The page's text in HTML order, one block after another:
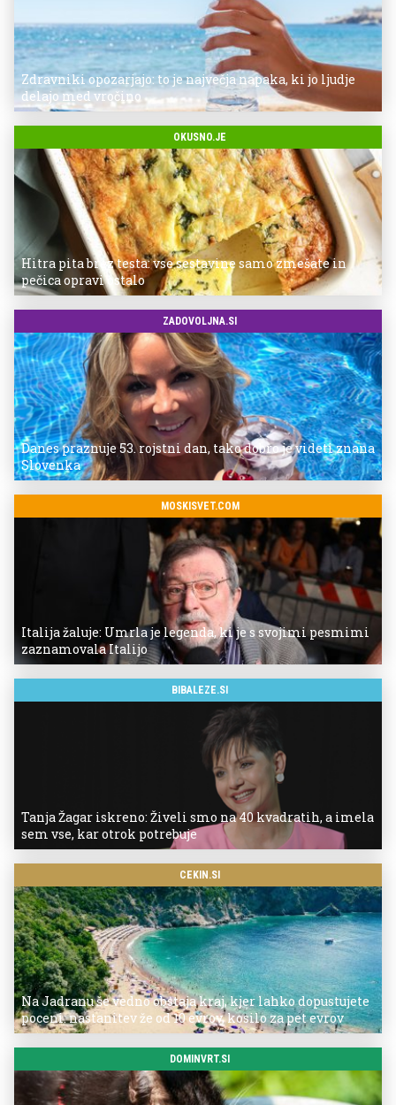
Zdravniki opozarjajo: to je največja napaka, ki jo ljudje
delajo med vročino
OKUSNO.JE
Hitra pita brez testa: vse sestavine samo zmešate in
pečica opravi ostalo
ZADOVOLJNA.SI
Danes praznuje 53. rojstni dan, tako dobro je videti znana
Slovenka
MOSKISVET.COM
Italija žaluje: Umrla je legenda, ki je s svojimi pesmimi
zaznamovala Italijo
BIBALEZE.SI
Tanja Žagar iskreno: Živeli smo na 40 kvadratih, a imela
sem vse, kar otrok potrebuje
CEKIN.SI
Na Jadranu še vedno obstaja kraj, kjer lahko dopustujete
poceni: nastanitev že od 10 evrov, kosilo za pet evrov
DOMINVRT.SI